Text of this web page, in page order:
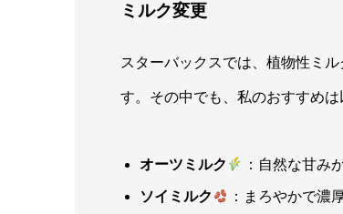
ミルク変更
スターバックスでは、植物性ミ
す。その中でも、私のおすすめは
オーツミルク ：自然な甘み
ソイミルク ：まろやかで濃